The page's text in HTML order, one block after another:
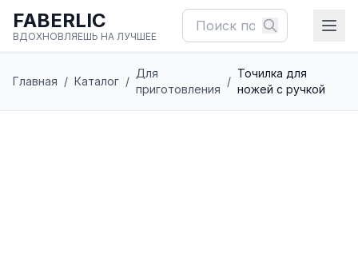
FABERLIC
ВДОХНОВЛЯЕШЬ НА ЛУЧШЕЕ
Главная / Каталог /
Для
приготовления
/
Точилка для
ножей с ручкой